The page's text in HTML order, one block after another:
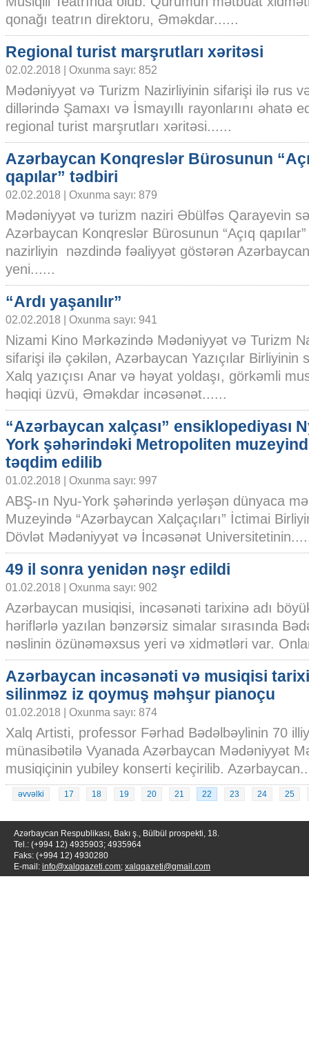
qonağı teatrın direktoru, Əməkdar......
Regional turist marşrutları xəritəsi
02.02.2018 | Oxunma sayı: 852
Mədəniyyət və Turizm Nazirliyinin sifarişi ilə rus
dillərində Şamaxı və İsmayıllı rayonlarını əhatə
regional turist marşrutları xəritəsi......
Azərbaycan Konqreslər Bürosunun
qapılar” tədbiri
02.02.2018 | Oxunma sayı: 879
Mədəniyyət və turizm naziri Əbülfəs Qarayevin
Azərbaycan Konqreslər Bürosunun “Açıq
nazirliyin nəzdində fəaliyyət göstərən
yeni......
“Ardı yaşanılır”
02.02.2018 | Oxunma sayı: 941
Nizami Kino Mərkəzində Mədəniyyət və Turizm
sifarişi ilə çəkilən, Azərbaycan Yazıçılar Birliyinin
Xalq yazıçısı Anar və həyat yoldaşı, görkəmli
həqiqi üzvü, Əməkdar incəsənət......
“Azərbaycan xalçası” ensiklopediyası
York şəhərindəki Metropoliten
təqdim edilib
01.02.2018 | Oxunma sayı: 997
ABŞ-ın Nyu-York şəhərində yerləşən dünyaca
Muzeyində “Azərbaycan Xalçaçıları” İctimai
Dövlət Mədəniyyət və İncəsənət
49 il sonra yenidən nəşr edildi
01.02.2018 | Oxunma sayı: 902
Azərbaycan musiqisi, incəsənəti tarixinə adı
həriflərlə yazılan bənzərsiz simalar sırasında
nəslinin özünəməxsus yeri və xidmətləri var.
Azərbaycan incəsənəti və musiqisi
silinməz iz qoymuş məhşur pianoçu
01.02.2018 | Oxunma sayı: 874
Xalq Artisti, professor Fərhad Bədəlbəylinin 70
münasibətilə Vyanada Azərbaycan Mədəniyyət
musiqiçinin yubiley konserti keçirilib.
əvvəlki 17 18 19 20 21 22 23 24 25
Azərbaycan Respublikası, Bakı ş., Bülbül prospekti, 18.
Tel.: (+994 12) 4935903; 4935964
Faks: (+994 12) 4930280
E-mail: info@xalqqazeti.com; xalqqazeti@gmail.com